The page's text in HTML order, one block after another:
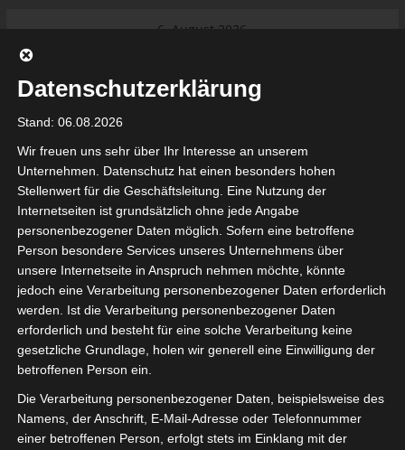
6. August 2026
beginnt am 22. und 23. August
2026 (Update)
Meisterschaft an
Ligue 1 Pro: Spielplan der ersten 15
Spieltage der Saison 2026/2027
Ligue 2 Pro Tunesien 2026/2027 –
Saison beginnt am am 19./20.
September 2026
Internationaler Sportgerichtshof
lehnt Eilverfahren ab – AS Soliman
steuert auf die Ligue 2 zu
tunesienfussball.de
Tunesien Ligafußball
Datenschutzerklärung
Stand: 06.08.2026
Wir freuen uns sehr über Ihr Interesse an unserem
Unternehmen. Datenschutz hat einen besonders hohen
Stellenwert für die Geschäftsleitung. Eine Nutzung der
Internetseiten ist grundsätzlich ohne jede Angabe
personenbezogener Daten möglich. Sofern eine betroffene
Person besondere Services unseres Unternehmens über
unsere Internetseite in Anspruch nehmen möchte, könnte
jedoch eine Verarbeitung personenbezogener Daten erforderlich
werden. Ist die Verarbeitung personenbezogener Daten
erforderlich und besteht für eine solche Verarbeitung keine
gesetzliche Grundlage, holen wir generell eine Einwilligung der
betroffenen Person ein.
Die Verarbeitung personenbezogener Daten, beispielsweise des
Namens, der Anschrift, E-Mail-Adresse oder Telefonnummer
einer betroffenen Person, erfolgt stets im Einklang mit der